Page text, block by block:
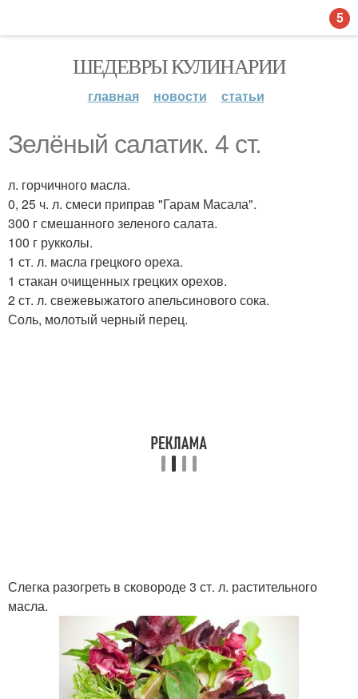
ШЕДЕВРЫ КУЛИНАРИИ
главная новости статьи
Зелёный салатик. 4 ст.
л. горчичного масла.
0, 25 ч. л. смеси приправ "Гарам Масала".
300 г смешанного зеленого салата.
100 г рукколы.
1 ст. л. масла грецкого ореха.
1 стакан очищенных грецких орехов.
2 ст. л. свежевыжатого апельсинового сока.
Соль, молотый черный перец.
Слегка разогреть в сковороде 3 ст. л. растительного
масла.
5